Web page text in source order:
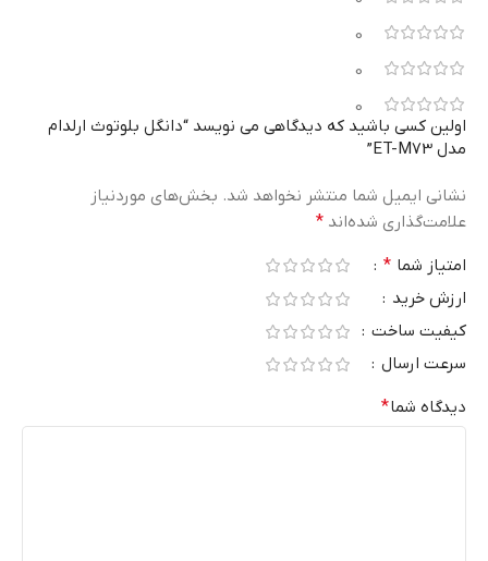
0
0
0
اولین کسی باشید که دیدگاهی می نویسد “دانگل بلوتوث ارلدام
مدل ET-M73”
نشانی ایمیل شما منتشر نخواهد شد. بخش‌های موردنیاز
علامت‌گذاری شده‌اند *
امتیاز شما *
ارزش خرید
کیفیت ساخت
سرعت ارسال
دیدگاه شما*